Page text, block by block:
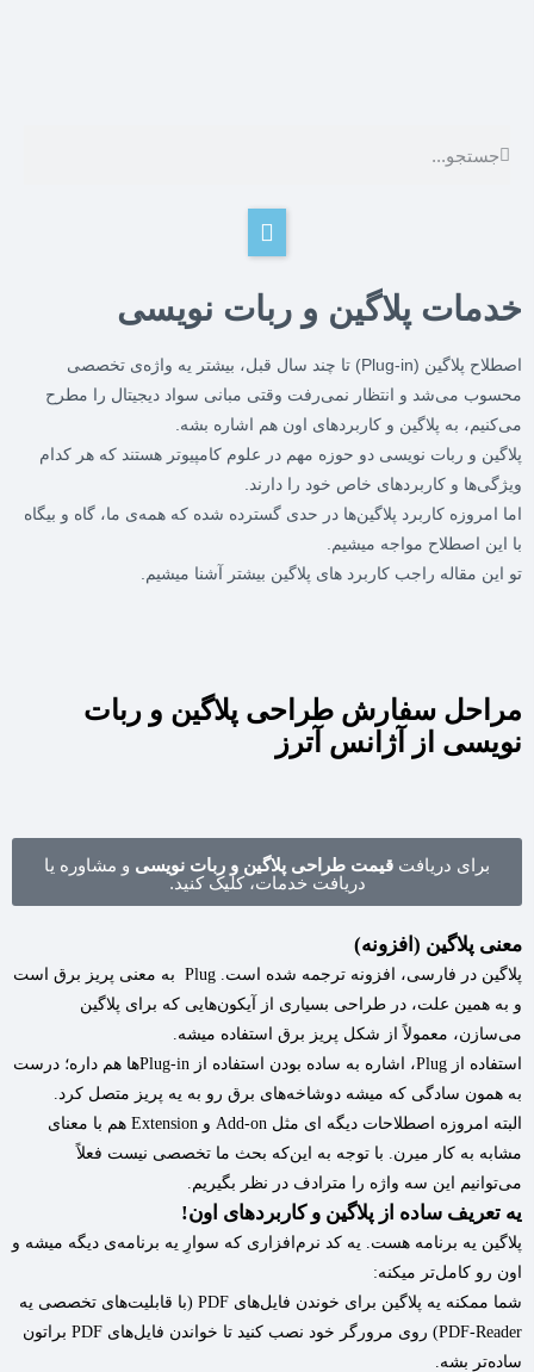
خدمات پلاگین و ربات نویسی
اصطلاح پلاگین (Plug-in) تا چند سال قبل، بیشتر یه واژه‌ی تخصصی
محسوب می‌شد و انتظار نمی‌رفت وقتی مبانی سواد دیجیتال را مطرح
می‌کنیم، به پلاگین و کاربردهای اون هم اشاره بشه.
پلاگین و ربات نویسی دو حوزه مهم در علوم کامپیوتر هستند که هر کدام
ویژگی‌ها و کاربردهای خاص خود را دارند.
اما امروزه کاربرد پلاگین‌ها در حدی گسترده شده که همه‌ی ما، گاه و بیگاه
با این اصطلاح مواجه ‌میشیم.
تو این مقاله راجب کاربرد های پلاگین بیشتر آشنا میشیم.
مراحل سفارش طراحی پلاگین و ربات
نویسی از آژانس آترز
برای دریافت قیمت طراحی پلاگین و ربات نویسی و مشاوره یا
دریافت خدمات، کلیک کنید.
معنی پلاگین (افزونه)
پلاگین در فارسی، افزونه ترجمه شده است. Plug به معنی پریز برق است
و به همین علت، در طراحی بسیاری از آیکون‌هایی که برای پلاگین
می‌سازن، معمولاً از شکل پریز برق استفاده میشه.
استفاده از Plug، اشاره به ساده بودن استفاده از Plug-in‌ها هم داره؛ درست
به همون سادگی که میشه دوشاخه‌های برق رو به یه پریز متصل کرد.
البته امروزه اصطلاحات دیگه ای مثل Add-on و Extension هم با معنای
مشابه به کار میرن. با توجه به این‌که بحث ما تخصصی نیست فعلاً
می‌توانیم این سه واژه را مترادف در نظر بگیریم.
یه تعریف ساده از پلاگین و کاربردهای اون!
پلاگین یه برنامه هست. یه کد نرم‌افزاری که سوارِ یه برنامه‌ی دیگه میشه و
اون رو کامل‌تر میکنه:
شما ممکنه یه پلاگین برای خوندن فایل‌های PDF (با قابلیت‌های تخصصی‌ یه
PDF-Reader) روی مرورگر خود نصب کنید تا خواندن فایل‌های PDF براتون
ساده‌تر بشه.